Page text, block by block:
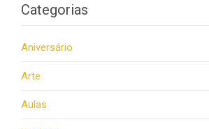
Categorias
Aniversário
Arte
Aulas